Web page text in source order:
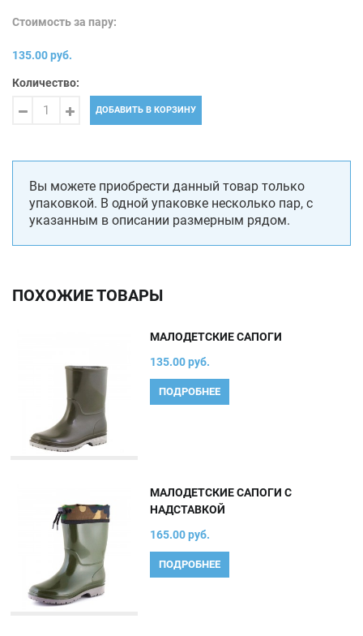
Стоимость за пару:
135.00 руб.
Количество:
ДОБАВИТЬ В КОРЗИНУ
Вы можете приобрести данный товар только
упаковкой. В одной упаковке несколько пар, с
указанным в описании размерным рядом.
ПОХОЖИЕ ТОВАРЫ
МАЛОДЕТСКИЕ САПОГИ
135.00 руб.
ПОДРОБНЕЕ
МАЛОДЕТСКИЕ САПОГИ С
НАДСТАВКОЙ
165.00 руб.
ПОДРОБНЕЕ